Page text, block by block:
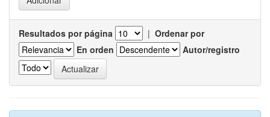
Resultados por página | Ordenar por
En orden
Autor/registro